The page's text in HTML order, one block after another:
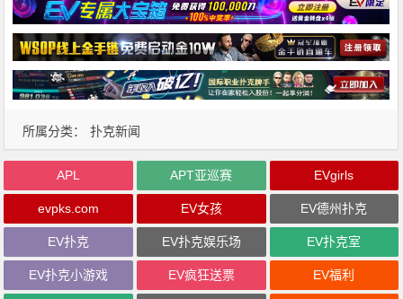
所属分类： 扑克新闻
APL APT亚巡赛 EVgirls
evpks.com EV女孩 EV德州扑克
EV扑克 EV扑克娱乐场 EV扑克室
EV扑克小游戏 EV疯狂送票 EV福利